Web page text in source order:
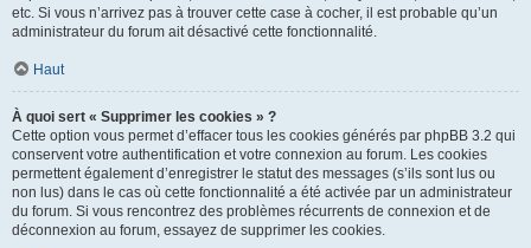
etc. Si vous n’arrivez pas à trouver cette case à cocher, il est probable qu’un
administrateur du forum ait désactivé cette fonctionnalité.
Haut
À quoi sert « Supprimer les cookies » ?
Cette option vous permet d’effacer tous les cookies générés par phpBB 3.2 qui
conservent votre authentification et votre connexion au forum. Les cookies
permettent également d’enregistrer le statut des messages (s’ils sont lus ou
non lus) dans le cas où cette fonctionnalité a été activée par un administrateur
du forum. Si vous rencontrez des problèmes récurrents de connexion et de
déconnexion au forum, essayez de supprimer les cookies.